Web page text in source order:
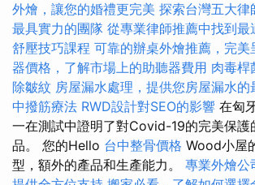
外燴，讓您的婚禮更完美 探索台灣五大律
最具實力的團隊 從專業律師推薦中找到最
舒壓技巧課程 可靠的辦桌外燴推薦，完美
器價格，了解市場上的助聽器費用 肉毒桿
除皺紋 房屋漏水處理，提供您房屋漏水的
中撥筋療法 RWD設計對SEO的影響 在匈
一在測試中證明了對Covid-19的完美保護
品。 您的Hello 台中整骨價格 Wood小屋
型，額外的產品和生產能力。 專業外燴公